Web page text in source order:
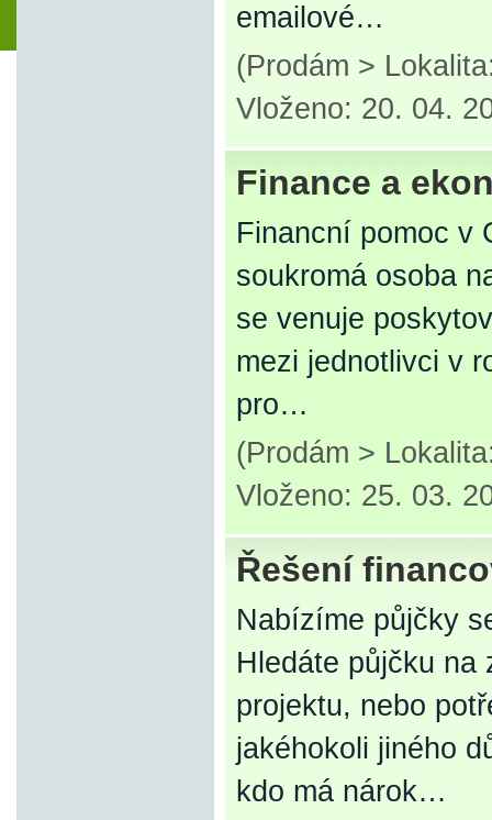
emailové…
(Prodám >
Vloženo: 20. 04.
Finance a
Financní pomoc v
soukromá osoba
se venuje
mezi jednotlivci v
pro…
(Prodám >
Vloženo: 25. 03.
Řešení
Nabízíme půjčky
Hledáte půjčku na
projektu, nebo
jakéhokoli jiného
kdo má nárok…